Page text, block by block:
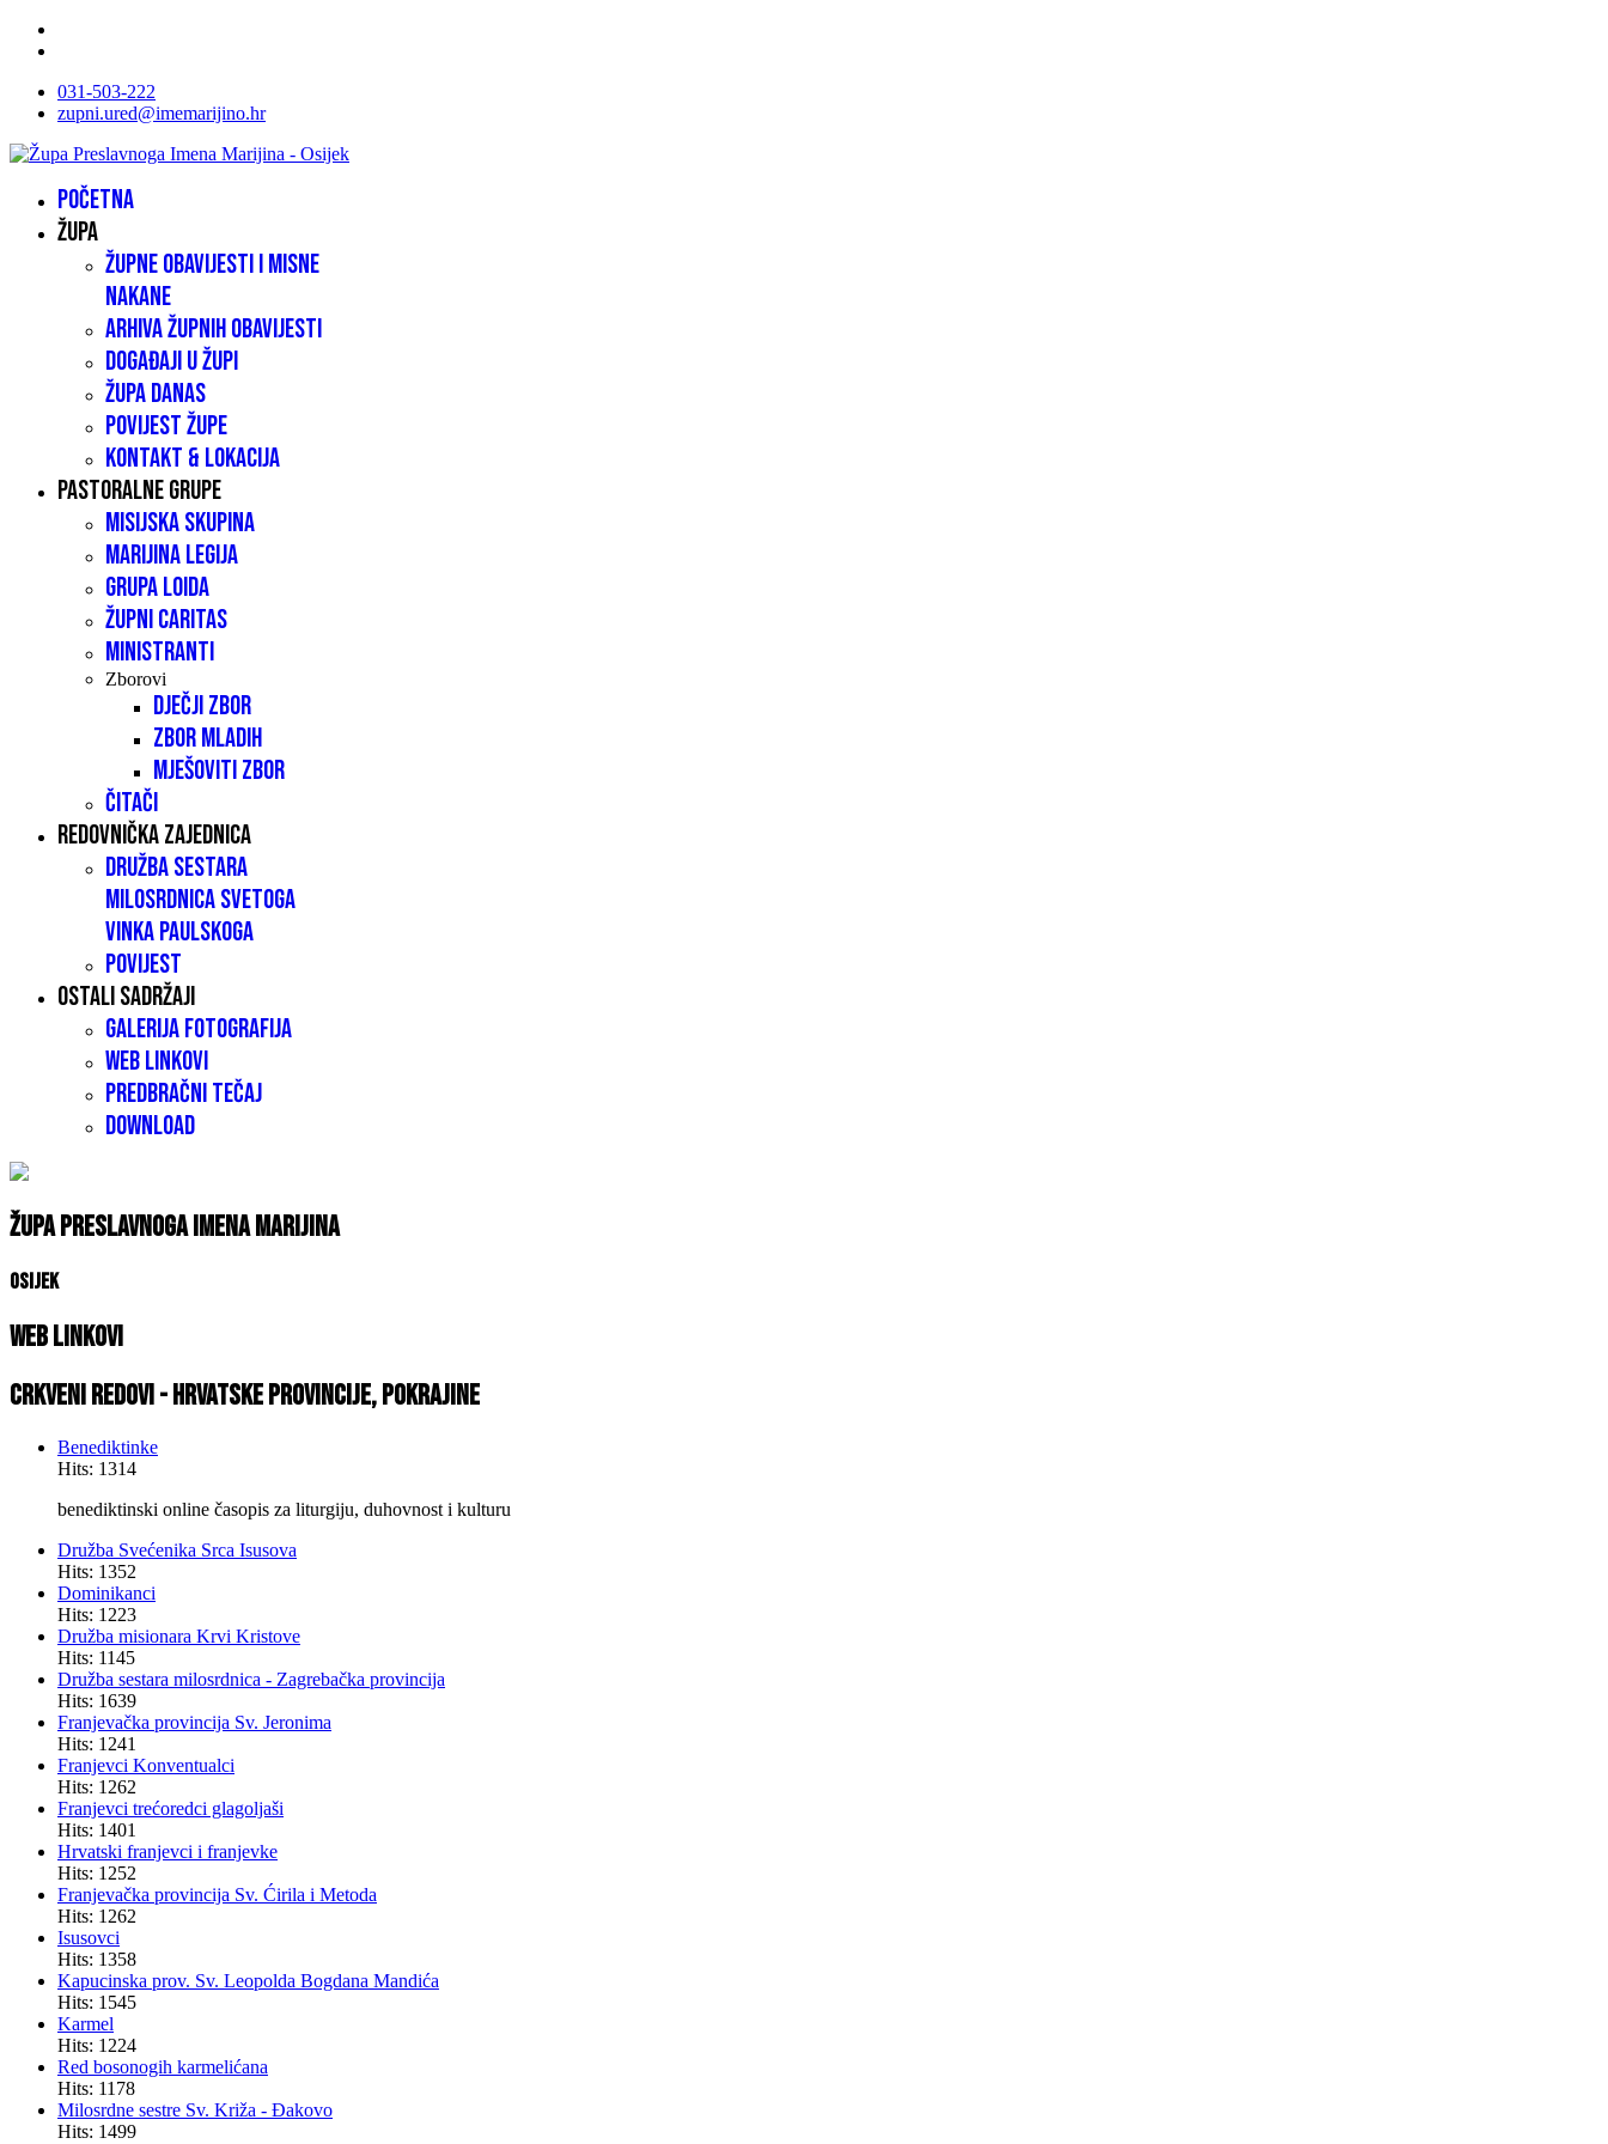
031-503-222
zupni.ured@imemarijino.hr
Početna
Župa
Župne obavijesti i misne
nakane
Arhiva župnih obavijesti
Događaji u župi
Župa danas
Povijest župe
Kontakt & lokacija
Pastoralne grupe
Misijska skupina
Marijina legija
Grupa LOIDA
Župni caritas
Ministranti
Zborovi
Dječji zbor
Zbor mladih
Mješoviti zbor
Čitači
Redovnička zajednica
Družba sestara
milosrdnica Svetoga
Vinka Paulskoga
Povijest
Ostali sadržaji
Galerija fotografija
Web linkovi
Predbračni tečaj
Download
Župa Preslavnoga Imena Marijina
Osijek
Web linkovi
Crkveni redovi - Hrvatske provincije, pokrajine
Benediktinke
Hits: 1314
benediktinski online časopis za liturgiju, duhovnost i kulturu
Družba Svećenika Srca Isusova
Hits: 1352
Dominikanci
Hits: 1223
Družba misionara Krvi Kristove
Hits: 1145
Družba sestara milosrdnica - Zagrebačka provincija
Hits: 1639
Franjevačka provincija Sv. Jeronima
Hits: 1241
Franjevci Konventualci
Hits: 1262
Franjevci trećoredci glagoljaši
Hits: 1401
Hrvatski franjevci i franjevke
Hits: 1252
Franjevačka provincija Sv. Ćirila i Metoda
Hits: 1262
Isusovci
Hits: 1358
Kapucinska prov. Sv. Leopolda Bogdana Mandića
Hits: 1545
Karmel
Hits: 1224
Red bosonogih karmelićana
Hits: 1178
Milosrdne sestre Sv. Križa - Đakovo
Hits: 1499